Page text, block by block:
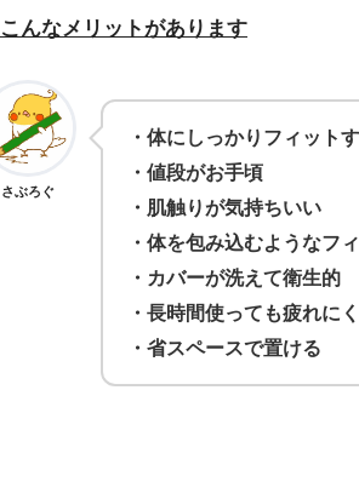
んなメリットがあります
さぶろぐ
・体にしっかりフィット
・値段がお手頃
・肌触りが気持ちいい
・体を包み込むようなフ
・カバーが洗えて衛生的
・長時間使っても疲れに
・省スペースで置ける